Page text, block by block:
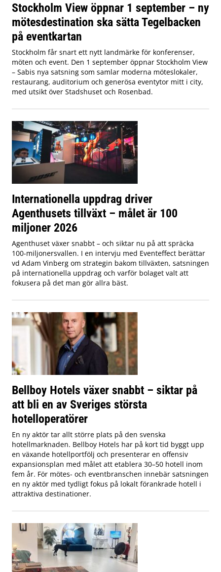
Stockholm View öppnar 1 september – ny
mötesdestination ska sätta Tegelbacken
på eventkartan
Stockholm får snart ett nytt landmärke för konferenser,
möten och event. Den 1 september öppnar Stockholm View
– Sabis nya satsning som samlar moderna möteslokaler,
restaurang, auditorium och generösa eventytor mitt i city,
med utsikt över Stadshuset och Rosenbad.
Internationella uppdrag driver
Agenthusets tillväxt – målet är 100
miljoner 2026
Agenthuset växer snabbt – och siktar nu på att spräcka
100-miljonersvallen. I en intervju med Eventeffect berättar
vd Adam Vinberg om strategin bakom tillväxten, satsningen
på internationella uppdrag och varför bolaget valt att
fokusera på det man gör allra bäst.
Bellboy Hotels växer snabbt – siktar på
att bli en av Sveriges största
hotelloperatörer
En ny aktör tar allt större plats på den svenska
hotellmarknaden. Bellboy Hotels har på kort tid byggt upp
en växande hotellportfölj och presenterar en offensiv
expansionsplan med målet att etablera 30–50 hotell inom
fem år. För mötes- och eventbranschen innebär satsningen
en ny aktör med tydligt fokus på lokalt förankrade hotell i
attraktiva destinationer.